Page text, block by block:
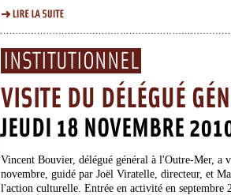
INSTITUTIONNEL
VISITE DU DÉLÉGUÉ
JEUDI 18 NOVEMBRE
Vincent Bouvier, délégué général à l'Outre-Mer, a
novembre, guidé par Joël Viratelle, directeur, et
l'action culturelle. Entrée en activité en